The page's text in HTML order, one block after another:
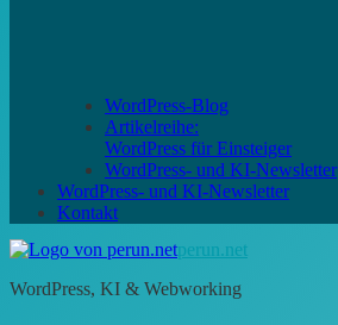
WordPress-Blog
Artikelreihe:
WordPress für Einsteiger
WordPress- und KI-Newsletter
WordPress- und KI-Newsletter
Kontakt
perun.net
WordPress, KI & Webworking